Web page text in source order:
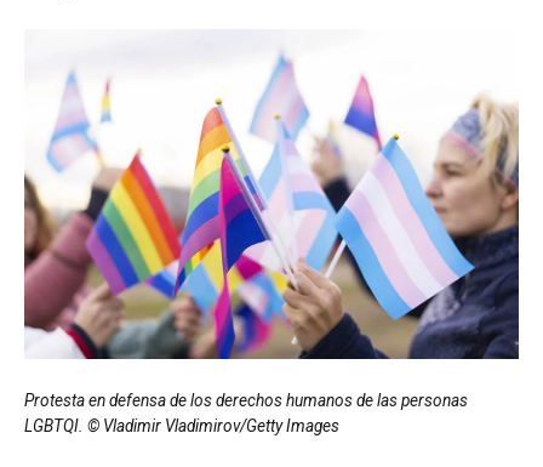
Protesta en defensa de los derechos humanos de las personas
LGBTQI. © Vladimir Vladimirov/Getty Images